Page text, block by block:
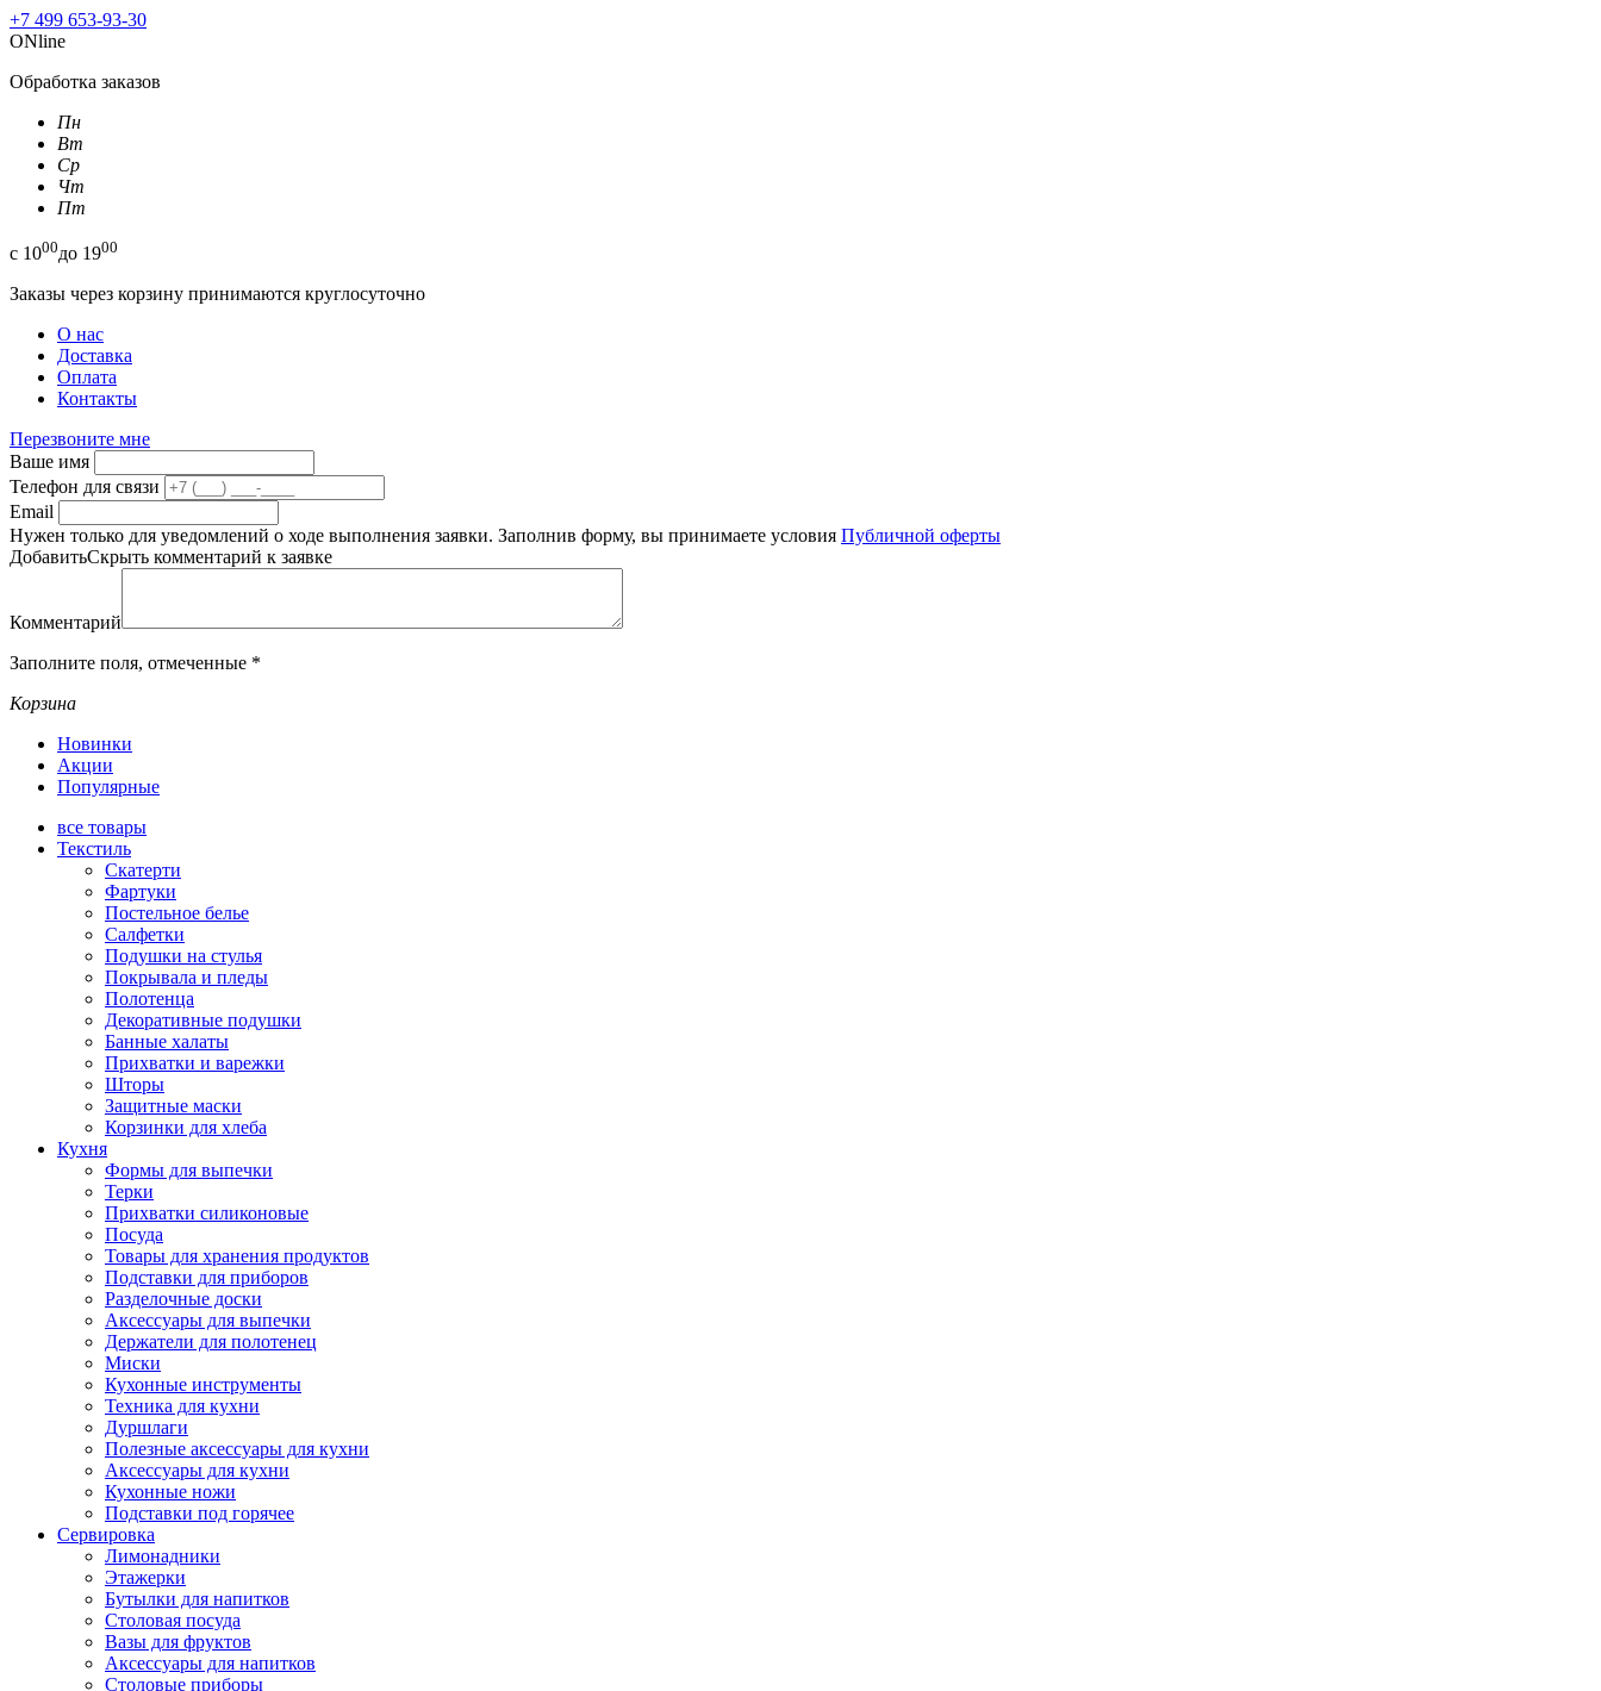
+7 499 653-93-30
ONline
Обработка заказов
Пн
Вт
Ср
Чт
Пт
с 1000до 1900
Заказы через корзину принимаются круглосуточно
О нас
Доставка
Оплата
Контакты
Перезвоните мне
Ваше имя
Телефон для связи
Email
Нужен только для уведомлений о ходе выполнения заявки. Заполнив форму, вы принимаете условия Публичной оферты
ДобавитьСкрыть комментарий к заявке
Комментарий
Заполните поля, отмеченные *
Корзина
Новинки
Акции
Популярные
все товары
Текстиль
Скатерти
Фартуки
Постельное белье
Салфетки
Подушки на стулья
Покрывала и пледы
Полотенца
Декоративные подушки
Банные халаты
Прихватки и варежки
Шторы
Защитные маски
Корзинки для хлеба
Кухня
Формы для выпечки
Терки
Прихватки силиконовые
Посуда
Товары для хранения продуктов
Подставки для приборов
Разделочные доски
Аксессуары для выпечки
Держатели для полотенец
Миски
Кухонные инструменты
Техника для кухни
Дуршлаги
Полезные аксессуары для кухни
Аксессуары для кухни
Кухонные ножи
Подставки под горячее
Сервировка
Лимонадники
Этажерки
Бутылки для напитков
Столовая посуда
Вазы для фруктов
Аксессуары для напитков
Столовые приборы